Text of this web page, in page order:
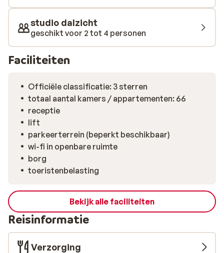
een perfecte ligging? Kies dan voor Résidence Le
studio dalzicht
geschikt voor 2 tot 4 personen
Faciliteiten
Officiële classificatie: 3 sterren
totaal aantal kamers / appartementen: 66
receptie
lift
parkeerterrein (beperkt beschikbaar)
wi-fi in openbare ruimte
borg
toeristenbelasting
Bekijk alle faciliteiten
Reisinformatie
Verzorging